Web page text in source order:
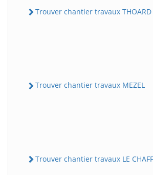
Trouver chantier travaux THOARD
Trouver chantier travaux MEZEL
Trouver chantier travaux LE